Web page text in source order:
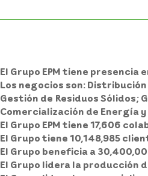
El Grupo EPM tiene presencia
Los negocios son:
Gestión de Residuos Sólidos;
Comercialización de Energía
El Grupo EPM tiene 17,606
El Grupo tiene 10,148,985
El Grupo beneficia a
El Grupo lidera la producción